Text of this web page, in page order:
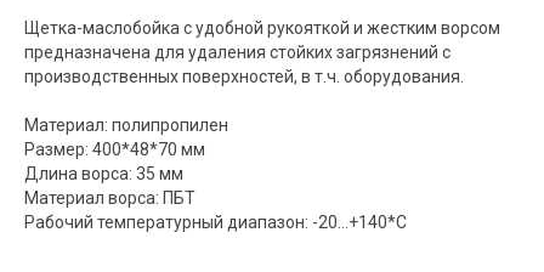
Щетка-маслобойка с удобной рукояткой и жестким ворсом
предназначена для удаления стойких загрязнений с
производственных поверхностей, в т.ч. оборудования.
Материал: полипропилен
Размер: 400*48*70 мм
Длина ворса: 35 мм
Материал ворса: ПБТ
Рабочий температурный диапазон: -20...+140*С